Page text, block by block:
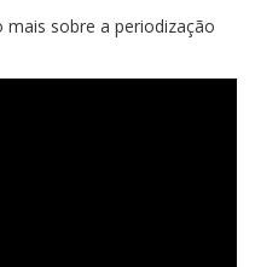
sobre a periodização